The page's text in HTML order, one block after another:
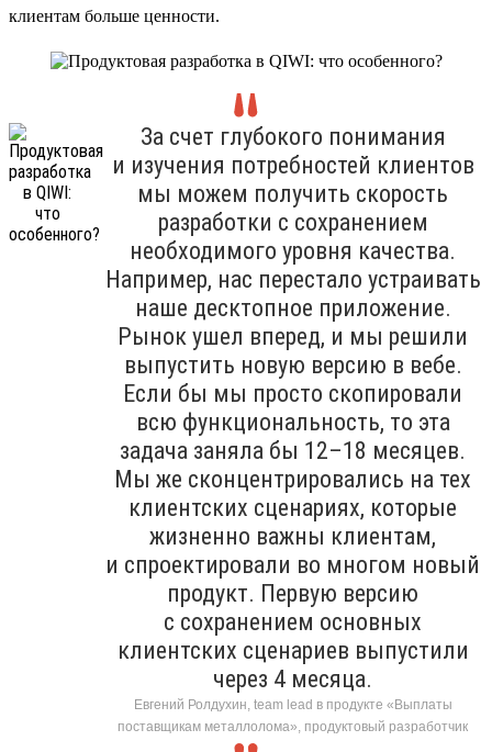
клиентам больше ценности.
За счет глубокого понимания
и изучения потребностей клиентов
мы можем получить скорость
разработки с сохранением
необходимого уровня качества.
Например, нас перестало устраивать
наше десктопное приложение.
Рынок ушел вперед, и мы решили
выпустить новую версию в вебе.
Если бы мы просто скопировали
всю функциональность, то эта
задача заняла бы 12–18 месяцев.
Мы же сконцентрировались на тех
клиентских сценариях, которые
жизненно важны клиентам,
и спроектировали во многом новый
продукт. Первую версию
с сохранением основных
клиентских сценариев выпустили
через 4 месяца.
Евгений Ролдухин, team lead в продукте «Выплаты
поставщикам металлолома», продуктовый разработчик